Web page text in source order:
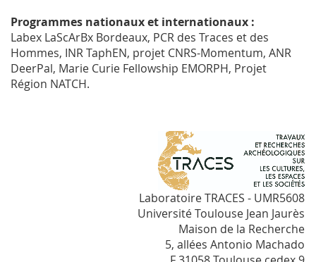
Programmes nationaux et internationaux :
Labex LaScArBx Bordeaux, PCR des Traces et des
Hommes, INR TaphEN, projet CNRS-Momentum, ANR
DeerPal, Marie Curie Fellowship EMORPH, Projet
Région NATCH.
Laboratoire TRACES - UMR5608
Université Toulouse Jean Jaurès
Maison de la Recherche
5, allées Antonio Machado